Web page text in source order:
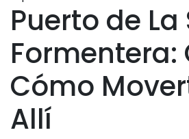
Puerto de
Formentera:
Cómo
Allí